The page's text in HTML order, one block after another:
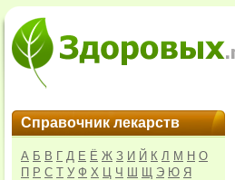
Справочник лекарств
А Б В Г Д Е Ё Ж З И Й К Л М Н О
П Р С Т У Ф Х Ц Ч Ш Щ Э Ю Я